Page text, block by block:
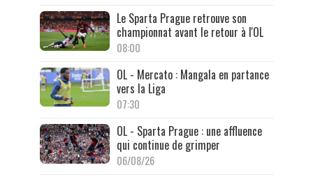
Le Sparta Prague retrouve son
championnat avant le retour à l'OL
08:00
OL - Mercato : Mangala en partance
vers la Liga
07:30
OL - Sparta Prague : une affluence
qui continue de grimper
06/08/26